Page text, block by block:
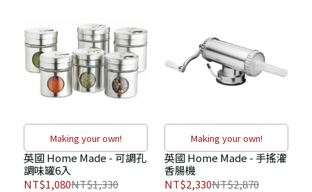
Making your own!
英國 Home Made - 可調孔
調味罐6入
NT$1,080NT$1,330
Making your own!
英國 Home Made - 手搖灌
香腸機
NT$2,330NT$2,870